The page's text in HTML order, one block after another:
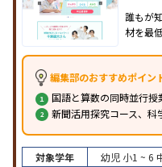
誰もが
材を最
編集部のおすすめポイン
国語と算数の同時並行授
新聞活用探究コース、科
対象学年 幼児 小1 ~ 6